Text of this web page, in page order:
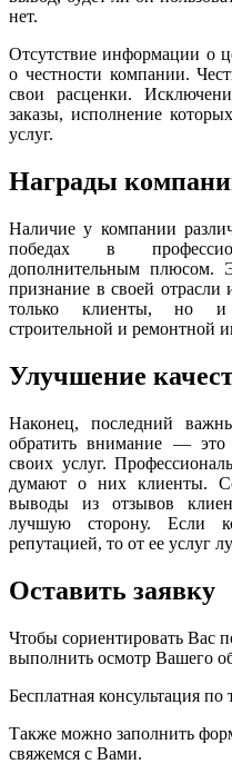
нет.
Отсутствие информации о
о честности компании.
свои расценки.
заказы, исполнение
услуг.
Награды
Наличие у компании
победах в
дополнительным плюсом.
признание в своей
только клиенты, но и
строительной и ремонтной
Улучшение
Наконец, последний
обратить внимание — это
своих услуг.
думают о них клиенты.
выводы из отзывов
лучшую сторону. Если
репутацией, то от ее услуг
Оставить заявку
Чтобы сориентировать Вас
выполнить осмотр Вашего
Бесплатная консультация по
Также можно заполнить
свяжемся с Вами.